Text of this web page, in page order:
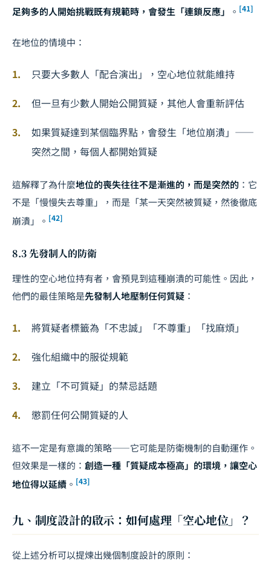
足夠多的人開始挑戰既有規範時，會發生「連鎖反應」
。 [41]
在地位的情境中：
只要大多數人「配合演出」，空心地位就能維持
但一旦有少數人開始公開質疑，其他人會重新評估
如果質疑達到某個臨界點，會發生「地位崩潰」——
突然之間，每個人都開始質疑
這解釋了為什麼地位的喪失往往不是漸進的，而是突然的 ：它
不是「慢慢失去尊重」，而是「某一天突然被質疑，然後徹底
崩潰」。 [42]
8.3 先發制人的防衛
理性的空心地位持有者，會預見到這種崩潰的可能性。因此，
他們的最佳策略是先發制人地壓制任何質疑 ：
將質疑者標籤為「不忠誠」「不尊重」「找麻煩」
強化組織中的服從規範
建立「不可質疑」的禁忌話題
懲罰任何公開質疑的人
這不一定是有意識的策略——它可能是防衛機制的自動運作。
但效果是一樣的： 創造一種「質疑成本極高」的環境，讓空心
地位得以延續 。 [43]
九、制度設計的啟示：如何處理「空心地位」？
從上述分析可以提煉出幾個制度設計的原則：